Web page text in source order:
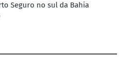
Seguro no sul da Bahia